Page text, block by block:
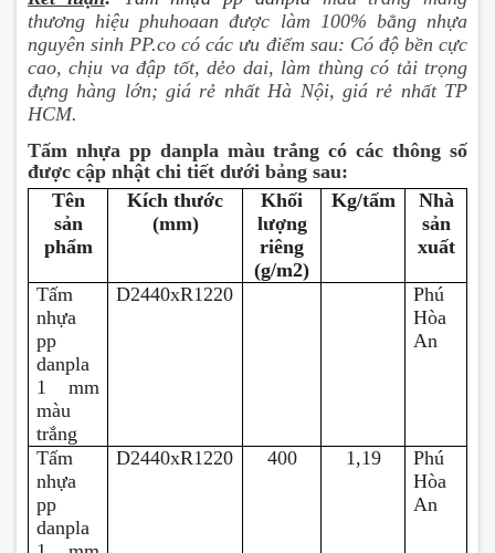
thương hiệu phuhoaan được làm 100% bằng nhựa
nguyên sinh PP.co có các ưu điểm sau: Có độ bền cực
cao, chịu va đập tốt, dẻo dai, làm thùng có tải trọng
đựng hàng lớn; giá rẻ nhất Hà Nội, giá rẻ nhất TP
HCM.
Tấm nhựa pp danpla màu trắng có các thông số
được cập nhật chi tiết dưới bảng sau:
Tên
sản
phẩm
Kích thước
(mm)
Khối
lượng
riêng
(g/m2)
Kg/tấm
Nhà
sản
xuất
Tấm
nhựa
pp
danpla
1 mm
màu
trắng
D2440xR1220
Phú
Hòa
An
Tấm
nhựa
pp
danpla
D2440xR1220 400 1,19
Phú
Hòa
An